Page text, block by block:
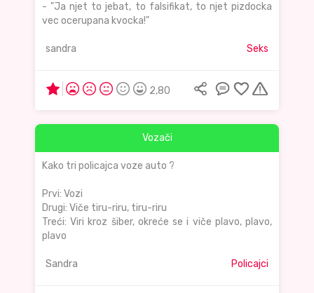
- "Ja njet to jebat, to falsifikat, to njet pizdocka
vec ocerupana kvocka!"
sandra Seks
2,80
Vozači
Kako tri policajca voze auto ?
Prvi: Vozi
Drugi: Viče tiru-riru, tiru-riru
Treći: Viri kroz šiber, okreće se i viče plavo, plavo,
plavo
Sandra Policajci